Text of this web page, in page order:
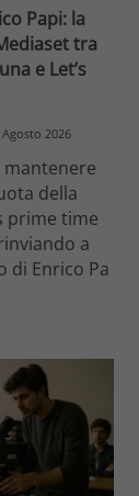
Papi: la
tra
e Let’s
Agosto 2026
mantenere
della
prime time
a
di Enrico Pa